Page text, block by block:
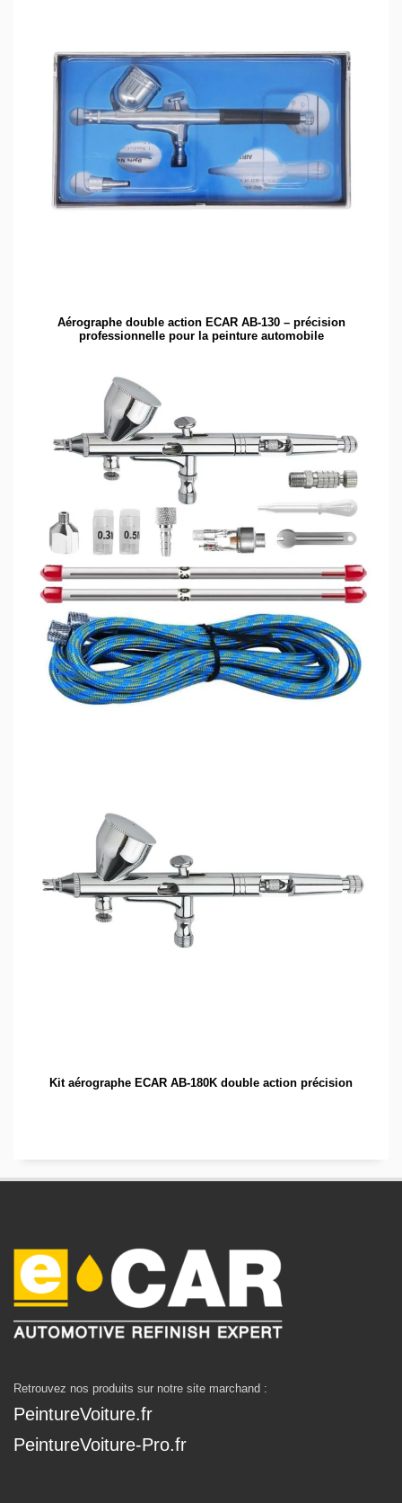
Aérographe double action ECAR AB-130 – précision
professionnelle pour la peinture automobile
Kit aérographe ECAR AB-180K double action précision
Retrouvez nos produits sur notre site marchand :
PeintureVoiture.fr
PeintureVoiture-Pro.fr